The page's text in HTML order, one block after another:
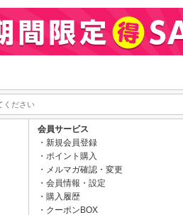
会員サービス
新規会員登録
ポイント購入
メルマガ確認・変更
会員情報・設定
購入履歴
クーポンBOX